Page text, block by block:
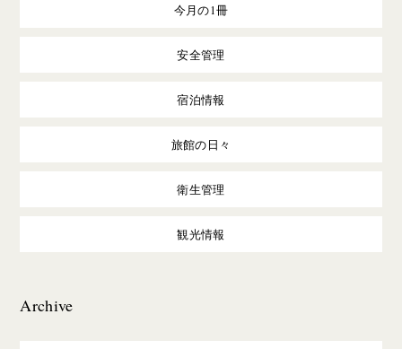
今月の1冊
安全管理
宿泊情報
旅館の日々
衛生管理
観光情報
Archive